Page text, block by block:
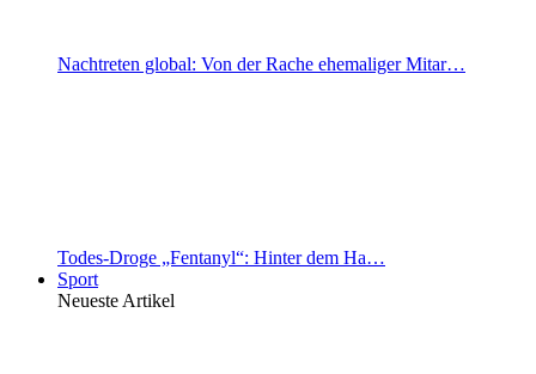
Nachtreten global: Von der Rache ehemaliger Mitar…
Todes-Droge „Fentanyl“: Hinter dem Ha…
Sport
Neueste Artikel